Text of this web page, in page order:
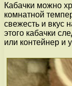
Кабачки можно
комнатной
свежесть и вкус
этого кабачки
или контейнер и